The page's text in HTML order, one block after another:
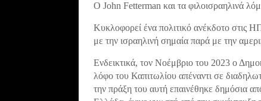
Ο John Fetterman και τα φιλοισραηλινά
Κυκλοφορεί ένα πολιτικό ανέκδοτο στις
με την ισραηλινή σημαία παρά με την
Ενδεικτικά, τον Νοέμβριο του 2023 ο
λόφο του Καπιτωλίου απέναντι σε
την πράξη του αυτή επαινέθηκε δημόσια